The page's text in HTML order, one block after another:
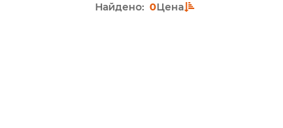
Найдено: 0Цена